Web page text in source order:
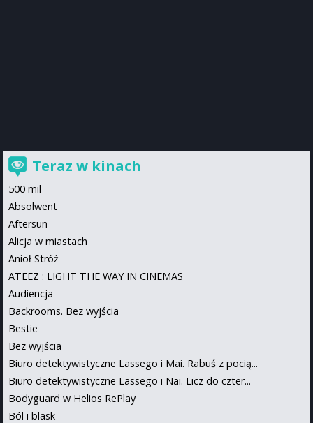
Teraz w kinach
500 mil
Absolwent
Aftersun
Alicja w miastach
Anioł Stróż
ATEEZ : LIGHT THE WAY IN CINEMAS
Audiencja
Backrooms. Bez wyjścia
Bestie
Bez wyjścia
Biuro detektywistyczne Lassego i Mai. Rabuś z pocią...
Biuro detektywistyczne Lassego i Nai. Licz do czter...
Bodyguard w Helios RePlay
Ból i blask